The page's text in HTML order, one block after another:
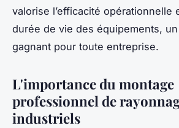
valorise l’efficacité opérationnelle
durée de vie des équipements,
gagnant pour toute entreprise.
L'importance du montage
professionnel de
industriels